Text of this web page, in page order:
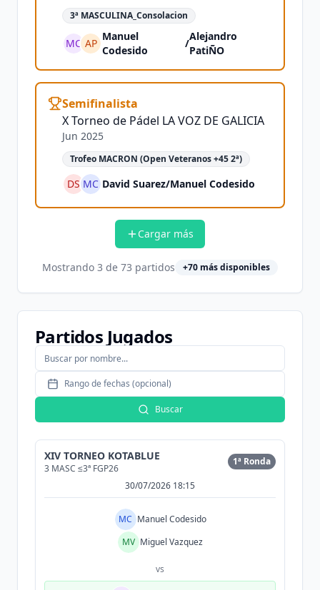
3ª MASCULINA_Consolacion
MC AP
Manuel
Codesido
/
Alejandro
PatiÑO
Semifinalista
X Torneo de Pádel LA VOZ DE GALICIA
Jun 2025
Trofeo MACRON (Open Veteranos +45 2ª)
DS MC David Suarez/Manuel Codesido
Cargar más
Mostrando 3 de 73 partidos +70 más disponibles
Partidos Jugados
Rango de fechas (opcional)
Buscar
XIV TORNEO KOTABLUE
3 MASC ≤3ª FGP26
1ª Ronda
30/07/2026 18:15
MC Manuel Codesido
MV Miguel Vazquez
vs